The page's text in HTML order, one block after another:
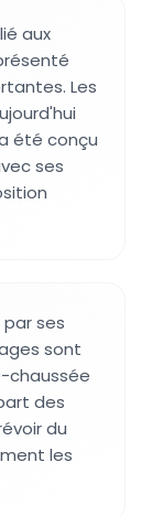
aux
Les
été conçu
ses
ses
sont
chaussée
des
du
les